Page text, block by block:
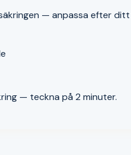
— anpassa efter ditt
— teckna på 2 minuter.